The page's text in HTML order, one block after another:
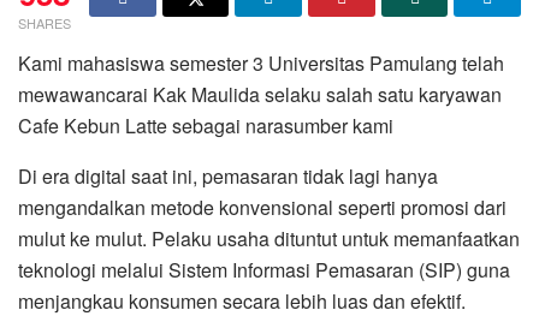
SHARES
Kami mahasiswa semester 3 Universitas Pamulang telah
mewawancarai Kak Maulida selaku salah satu karyawan
Cafe Kebun Latte sebagai narasumber kami
Di era digital saat ini, pemasaran tidak lagi hanya
mengandalkan metode konvensional seperti promosi dari
mulut ke mulut. Pelaku usaha dituntut untuk memanfaatkan
teknologi melalui Sistem Informasi Pemasaran (SIP) guna
menjangkau konsumen secara lebih luas dan efektif.